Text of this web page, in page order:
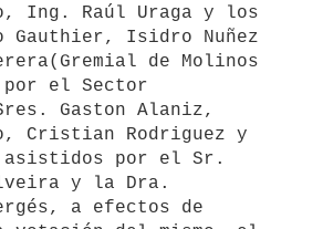
Ing. Raúl Uraga y los
Gauthier, Isidro Nuñez
de Molinos
el Sector
Gaston Alaniz,
Cristian Rodriguez y
asistidos por el Sr.
y la Dra.
a efectos de